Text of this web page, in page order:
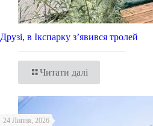
Друзі, в Ікспарку з’явився тролей
Читати далі
24 Липня, 2026